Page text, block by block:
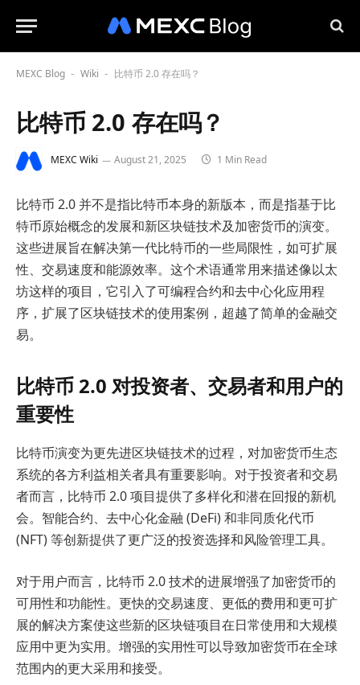
MEXC Blog - Wiki - 比特币 2.0 存在吗？
比特币 2.0 存在吗？
MEXC Wiki August 21, 2025 1 Min Read
比特币 2.0 并不是指比特币本身的新版本，而是指基于比
特币原始概念的发展和新区块链技术及加密货币的演变。
这些进展旨在解决第一代比特币的一些局限性，如可扩展
性、交易速度和能源效率。这个术语通常用来描述像以太
坊这样的项目，它引入了可编程合约和去中心化应用程
序，扩展了区块链技术的使用案例，超越了简单的金融交
易。
比特币 2.0 对投资者、交易者和用户的
重要性
比特币演变为更先进区块链技术的过程，对加密货币生态
系统的各方利益相关者具有重要影响。对于投资者和交易
者而言，比特币 2.0 项目提供了多样化和潜在回报的新机
会。智能合约、去中心化金融 (DeFi) 和非同质化代币
(NFT) 等创新提供了更广泛的投资选择和风险管理工具。
对于用户而言，比特币 2.0 技术的进展增强了加密货币的
可用性和功能性。更快的交易速度、更低的费用和更可扩
展的解决方案使这些新的区块链项目在日常使用和大规模
应用中更为实用。增强的实用性可以导致加密货币在全球
范围内的更大采用和接受。